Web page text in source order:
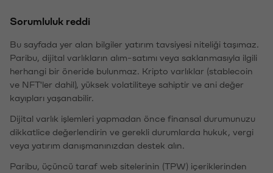
Sorumluluk reddi
Bu sayfada yer alan bilgiler yatırım tavsiyesi niteliği taşımaz.
Paribu, dijital varlıkların alım-satımı veya saklanmasıyla ilgili
herhangi bir öneride bulunmaz. Kripto varlıklar (stablecoin
ve NFT'ler dahil), yüksek volatiliteye sahiptir ve ani değer
kayıpları yaşanabilir.
Dijital varlık işlemleri yapmadan önce finansal durumunuzu
dikkatlice değerlendirin ve gerekli durumlarda hukuk, vergi
veya yatırım danışmanınızdan destek alın.
Paribu, üçüncü taraf web sitelerinin (TPW) içeriklerinden